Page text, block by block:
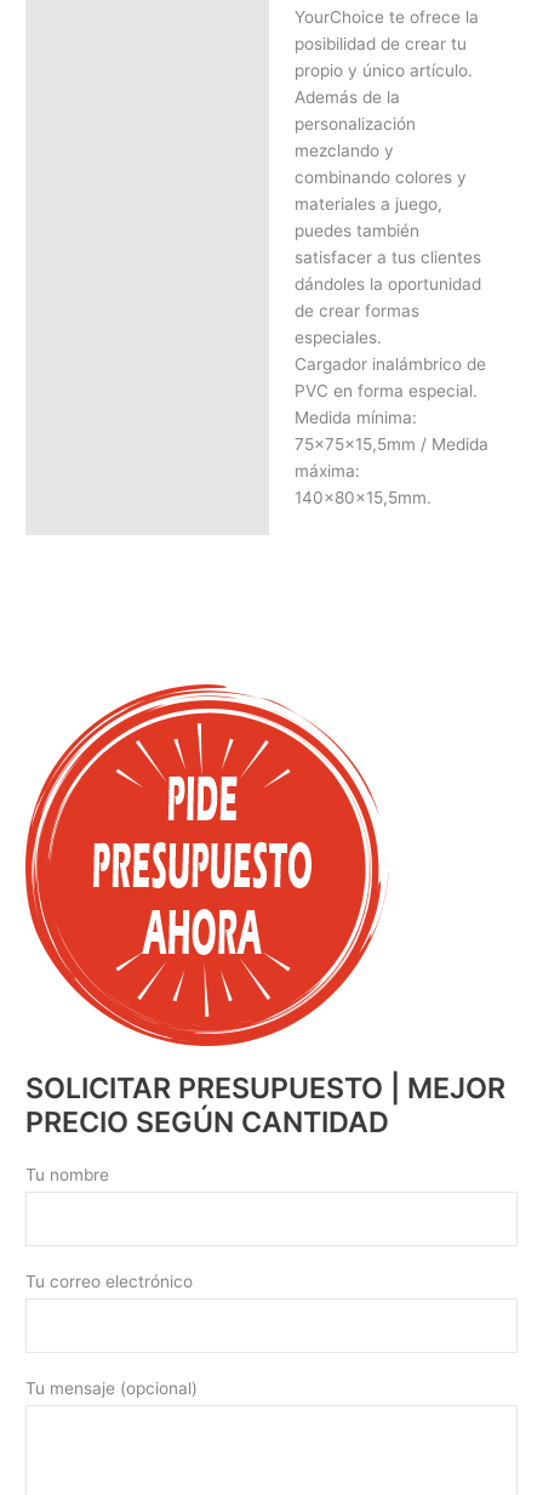
YourChoice te ofrece la
posibilidad de crear tu
propio y único artículo.
Además de la
personalización
mezclando y
combinando colores y
materiales a juego,
puedes también
satisfacer a tus clientes
dándoles la oportunidad
de crear formas
especiales.
Cargador inalámbrico de
PVC en forma especial.
Medida mínima:
75x75x15,5mm / Medida
máxima:
140x80x15,5mm.
SOLICITAR PRESUPUESTO | MEJOR
PRECIO SEGÚN CANTIDAD
Tu nombre
Tu correo electrónico
Tu mensaje (opcional)